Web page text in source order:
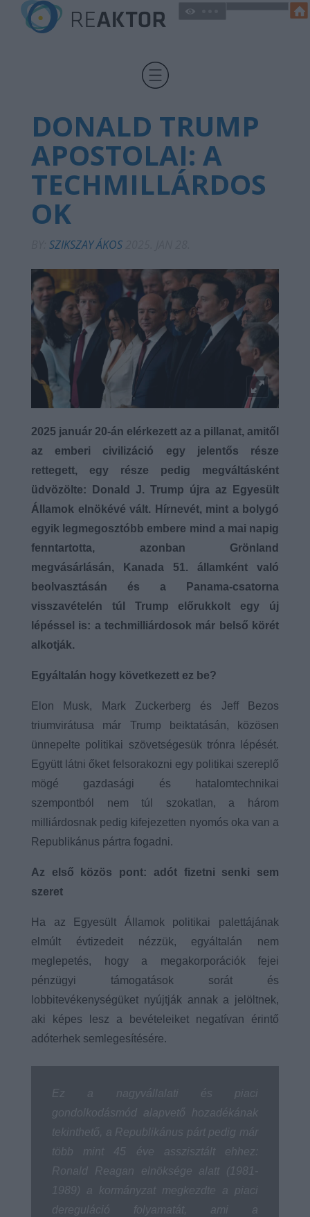
DONALD TRUMP
APOSTOLAI: A
TECHMILLÁRDOS
OK
SZIKSZAY ÁKOS
2025 január 20-án elérkezett az a pillanat, amitől
az emberi civilizáció egy jelentős része
rettegett, egy része pedig megváltásként
üdvözölte: Donald J. Trump újra az Egyesült
Államok elnökévé vált. Hírnevét, mint a bolygó
egyik legmegosztóbb embere mind a mai napig
fenntartotta, azonban Grönland
megvásárlásán, Kanada 51. államként való
beolvasztásán és a Panama-csatorna
visszavételén túl Trump előrukkolt egy új
lépéssel is: a techmilliárdosok már belső körét
alkotják.
Egyáltalán hogy következett ez be?
Elon Musk, Mark Zuckerberg és Jeff Bezos
triumvirátusa már Trump beiktatásán, közösen
ünnepelte politikai szövetségesük trónra lépését.
Együtt látni őket felsorakozni egy politikai szereplő
mögé gazdasági és hatalomtechnikai
szempontból nem túl szokatlan, a három
milliárdosnak pedig kifejezetten nyomós oka van a
Republikánus pártra fogadni.
Az első közös pont: adót fizetni senki sem
szeret
Ha az Egyesült Államok politikai palettájának
elmúlt évtizedeit nézzük, egyáltalán nem
meglepetés, hogy a megakorporációk fejei
pénzügyi támogatások sorát és
lobbitevékenységüket nyújtják annak a jelöltnek,
aki képes lesz a bevételeiket negatívan érintő
adóterhek semlegesítésére.
Ez a nagyvállalati és piaci
gondolkodásmód alapvető hozadékának
tekinthető, a Republikánus párt pedig már
több mint 45 éve asszisztált ehhez:
Ronald Reagan elnöksége alatt (1981-
1989) a kormányzat megkezdte a piaci
dereguláció folyamatát, ami a